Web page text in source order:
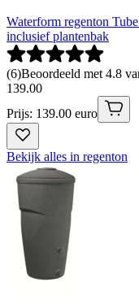
Waterform regenton
inclusief plantenbak
(6)Beoordeeld met 4.8
139.00
Prijs: 139.00 euro
Bekijk alles in regenton